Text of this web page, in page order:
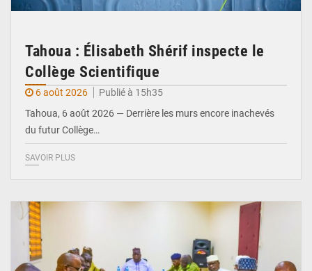
Tahoua : Élisabeth Shérif inspecte le
Collège Scientifique
6 août 2026
Publié à 15h35
Tahoua, 6 août 2026 — Derrière les murs encore inachevés
du futur Collège…
SAVOIR PLUS